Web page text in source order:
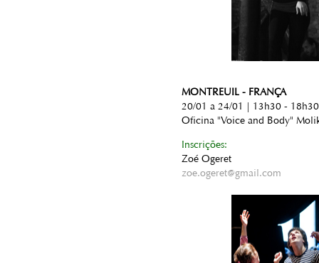
MONTREUIL - FRANÇA
20/01 a 24/01 | 13h30 - 18h30
Oficina "Voice and Body"
Inscrições:
Zoé Ogeret
zoe.ogeret@gmail.com